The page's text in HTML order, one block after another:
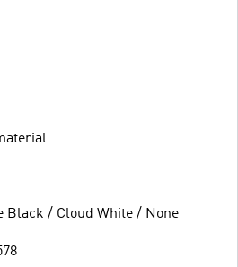
Black / Cloud White / None